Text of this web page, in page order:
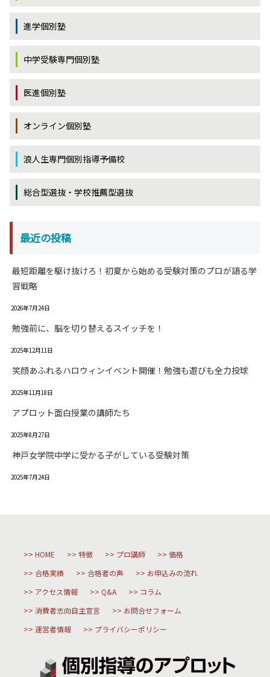
進学個別塾
中学受験専門個別塾
医進個別塾
オンライン個別塾
浪人生専門個別指導予備校
総合型選抜・学校推薦型選抜
最近の投稿
最短距離を駆け抜けろ！初夏から始める受験対策のプロが語る学
習戦略
2026年7月24日
勉強前に、脳を切り替えるスイッチを！
2025年12月11日
笑顔あふれるハロウィンイベント開催！勉強も遊びも全力投球
2025年11月18日
アプロット面白授業の講師たち
2025年8月27日
神戸女学院中学に受かる子がしている受験対策
2025年7月24日
HOME 特徴 プロ講師
価格
合格実績
合格者の声
お申込みの流れ
アクセス情報
Q&A
コラム
消費者志向自主宣言
お問合せフォーム
運営者情報
プライバシーポリシー